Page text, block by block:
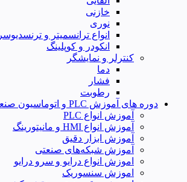
خازنی
نوری
انواع ترانسمیتر و ترنسدیوسر
انکودر و کوپلینگ
کنترلر و نمایشگر
دما
فشار
رطوبت
دوره های آموزش PLC و اتوماسیون صنعتی
آموزش انواع PLC
آموزش انواع HMI و مانیتورینگ
آموزش ابزار دقیق
آموزش شبکه‌های صنعتی
اموزش انواع درایو و سرو درایو
اموزش سنسوریک